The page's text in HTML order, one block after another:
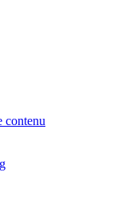
contenu